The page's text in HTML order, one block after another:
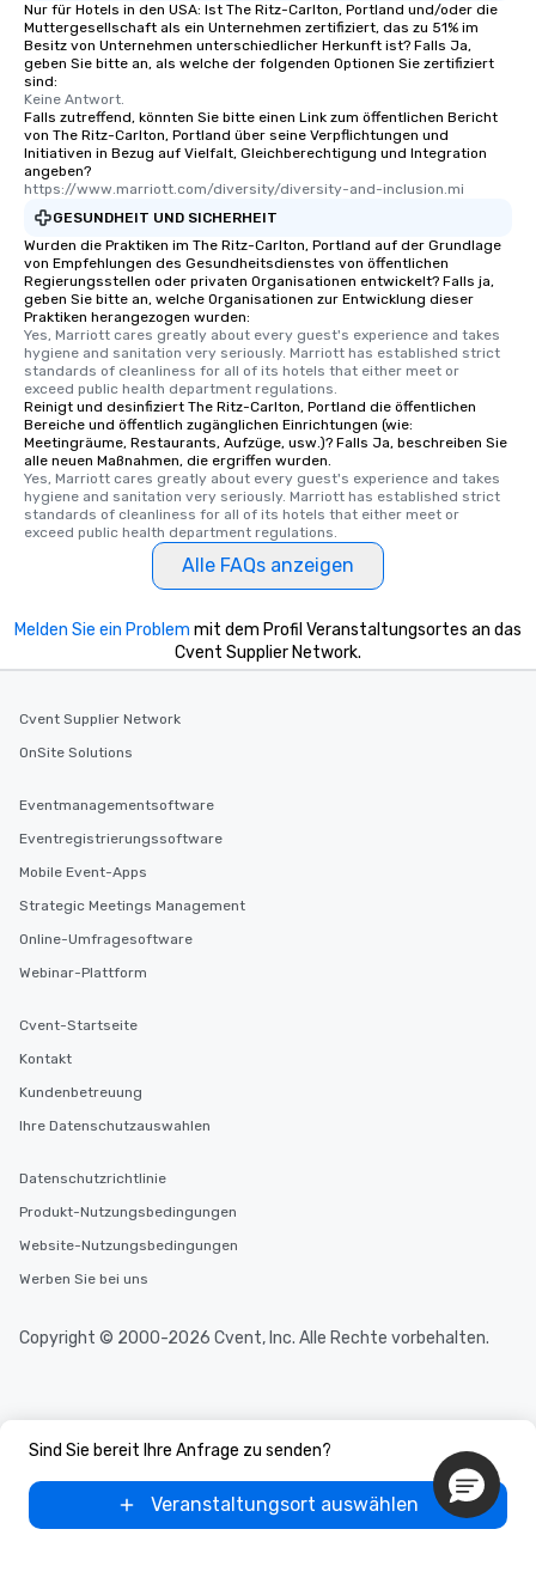
Nur für Hotels in den USA: Ist The Ritz-Carlton, Portland und/oder die
Muttergesellschaft als ein Unternehmen zertifiziert, das zu 51% im
Besitz von Unternehmen unterschiedlicher Herkunft ist? Falls Ja,
geben Sie bitte an, als welche der folgenden Optionen Sie zertifiziert
sind:
Keine Antwort.
Falls zutreffend, könnten Sie bitte einen Link zum öffentlichen Bericht
von The Ritz-Carlton, Portland über seine Verpflichtungen und
Initiativen in Bezug auf Vielfalt, Gleichberechtigung und Integration
angeben?
https://www.marriott.com/diversity/diversity-and-inclusion.mi
GESUNDHEIT UND SICHERHEIT
Wurden die Praktiken im The Ritz-Carlton, Portland auf der Grundlage
von Empfehlungen des Gesundheitsdienstes von öffentlichen
Regierungsstellen oder privaten Organisationen entwickelt? Falls ja,
geben Sie bitte an, welche Organisationen zur Entwicklung dieser
Praktiken herangezogen wurden:
Yes, Marriott cares greatly about every guest's experience and takes
hygiene and sanitation very seriously. Marriott has established strict
standards of cleanliness for all of its hotels that either meet or
exceed public health department regulations.
Reinigt und desinfiziert The Ritz-Carlton, Portland die öffentlichen
Bereiche und öffentlich zugänglichen Einrichtungen (wie:
Meetingräume, Restaurants, Aufzüge, usw.)? Falls Ja, beschreiben Sie
alle neuen Maßnahmen, die ergriffen wurden.
Yes, Marriott cares greatly about every guest's experience and takes
hygiene and sanitation very seriously. Marriott has established strict
standards of cleanliness for all of its hotels that either meet or
exceed public health department regulations.
Alle FAQs anzeigen
Sind Sie bereit Ihre Anfrage zu senden?
Veranstaltungsort auswählen
Melden Sie ein Problem mit dem Profil Veranstaltungsortes an das
Cvent Supplier Network.
Cvent Supplier Network
OnSite Solutions
Eventmanagementsoftware
Eventregistrierungssoftware
Mobile Event-Apps
Strategic Meetings Management
Online-Umfragesoftware
Webinar-Plattform
Cvent-Startseite
Kontakt
Kundenbetreuung
Ihre Datenschutzauswahlen
Datenschutzrichtlinie
Produkt-Nutzungsbedingungen
Website-Nutzungsbedingungen
Werben Sie bei uns
Copyright © 2000-2026 Cvent, Inc. Alle Rechte vorbehalten.